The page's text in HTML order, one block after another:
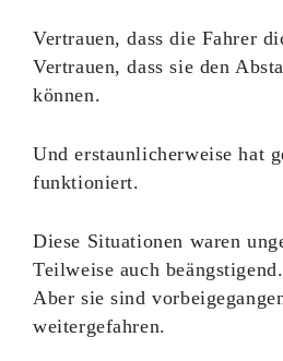
Vertrauen, dass die Fahrer
Vertrauen, dass sie den
können.
Und erstaunlicherweise hat
funktioniert.
Diese Situationen waren
Teilweise auch beängstigend.
Aber sie sind
weitergefahren.